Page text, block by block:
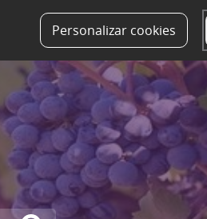
Personalizar cookies